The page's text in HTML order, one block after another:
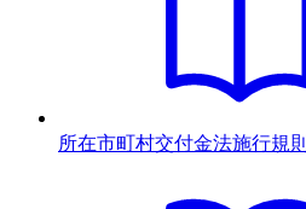
所在市町村交付金法施行規則